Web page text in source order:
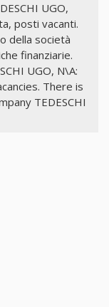
UGO,
posti vacanti.
della società
finanziarie.
UGO, N\A:
There is
TEDESCHI